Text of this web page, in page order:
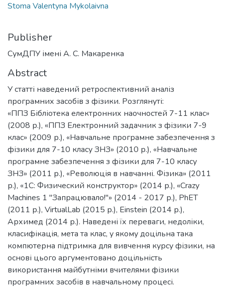
Stoma Valentyna Mykolaivna
Publisher
СумДПУ імені А. С. Макаренка
Abstract
У статті наведений ретроспективний аналіз
програмних засобів з фізики. Розглянуті:
«ППЗ Бібліотека електронних наочностей 7-11 клас»
(2008 р.), «ППЗ Електронний задачник з фізики 7-9
клас» (2009 р.), «Навчальне програмне забезпечення з
фізики для 7-10 класу ЗНЗ» (2010 р.), «Навчальне
програмне забезпечення з фізики для 7-10 класу
ЗНЗ» (2011 р.), «Революція в навчанні. Фізика» (2011
р.), «1С: Физический конструктор» (2014 р.), «Crazy
Machines 1 "Запрацювало!"» (2014 - 2017 р.), PhET
(2011 р.), VirtualLab (2015 р.), Еinstein (2014 р.),
Архимед (2014 р.). Наведені їх переваги, недоліки,
класифікація, мета та клас, у якому доцільна така
компютерна підтримка для вивчення курсу фізики, на
основі цього аргументовано доцільність
використання майбутніми вчителями фізики
програмних засобів в навчальному процесі.